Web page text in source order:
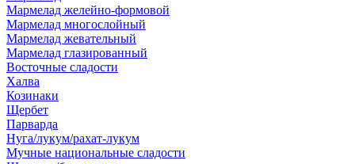
Мармелад желейно-формовой
Мармелад многослойный
Мармелад жевательный
Мармелад глазированный
Восточные сладости
Халва
Козинаки
Щербет
Парварда
Нуга/лукум/рахат-лукум
Мучные национальные сладости